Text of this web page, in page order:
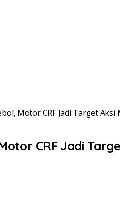
Motor CRF Jadi Target
CRF Jadi